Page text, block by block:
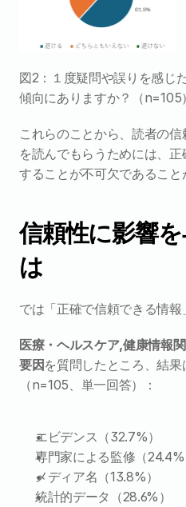
図2：１度疑問や誤りを感じ
傾向にありますか？（n=105）
これらのことから、読者の
を読んでもらうためには、
することが不可欠であること
信頼性に影響
は
では「正確で信頼できる情
医療・ヘルスケア,健康情報
要因を質問したところ、結
（n=105、単一回答）：
エビデンス（32.7%）
専門家による監修（24.4%
メディア名（13.8%）
統計的データ（28.6%）